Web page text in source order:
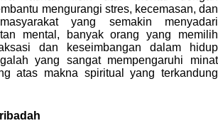
mengurangi stres, kecemasan, dan
yang semakin menyadari
mental, banyak orang yang memilih
dan keseimbangan dalam hidup
yang sangat mempengaruhi minat
atas makna spiritual yang terkandung